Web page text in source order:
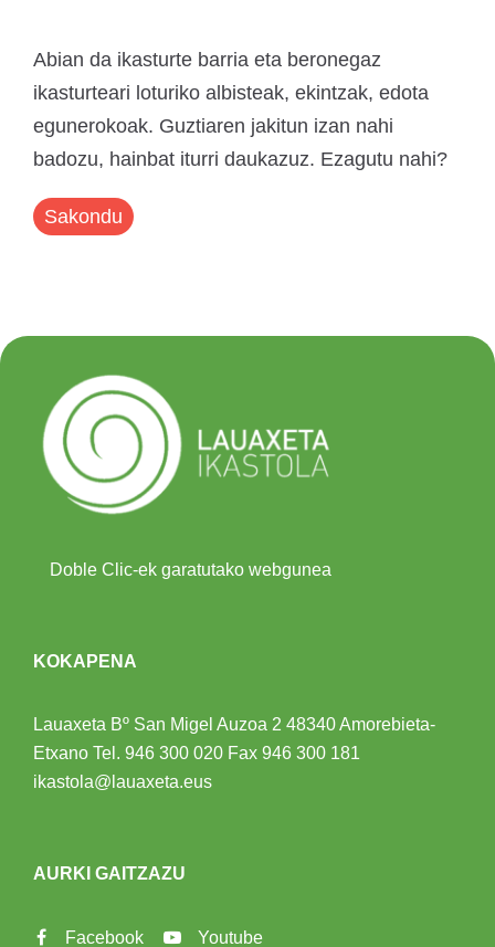
Abian da ikasturte barria eta beronegaz
ikasturteari loturiko albisteak, ekintzak, edota
egunerokoak. Guztiaren jakitun izan nahi
badozu, hainbat iturri daukazuz. Ezagutu nahi?
Sakondu
Doble Clic-ek garatutako webgunea
KOKAPENA
Lauaxeta Bº San Migel Auzoa 2 48340 Amorebieta-
Etxano Tel. 946 300 020 Fax 946 300 181
ikastola@lauaxeta.eus
AURKI GAITZAZU
Facebook Youtube